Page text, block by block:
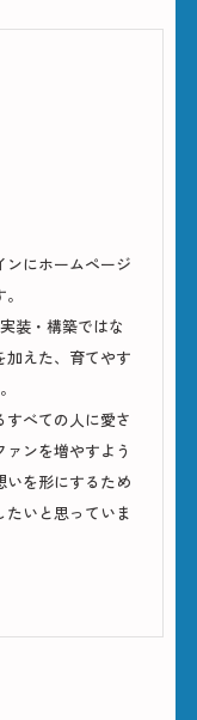
ンにホームページ
装・構築ではな
加えた、育てやす
べての人に愛さ
ンを増やすよう
いを形にするため
いと思っていま